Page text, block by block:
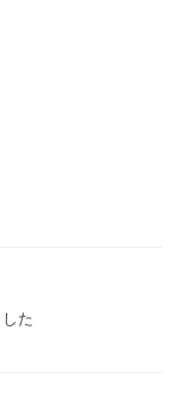
た